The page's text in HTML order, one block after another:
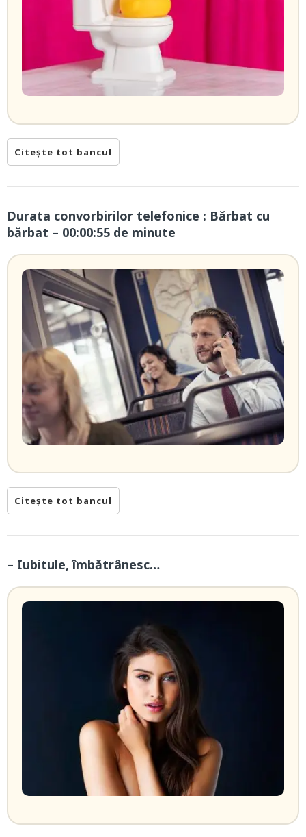
Citește tot bancul
Durata convorbirilor telefonice : Bărbat cu
bărbat – 00:00:55 de minute
Citește tot bancul
– Iubitule, îmbătrânesc…